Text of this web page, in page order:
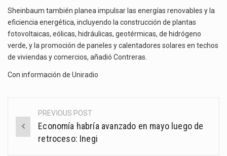
Sheinbaum también planea impulsar las energías renovables y la
eficiencia energética, incluyendo la construcción de plantas
fotovoltaicas, eólicas, hidráulicas, geotérmicas, de hidrógeno
verde, y la promoción de paneles y calentadores solares en techos
de viviendas y comercios, añadió Contreras.
Con información de Uniradio
Post
navigation
PREVIOUS POST
Economía habría avanzado en mayo luego de
retroceso: Inegi